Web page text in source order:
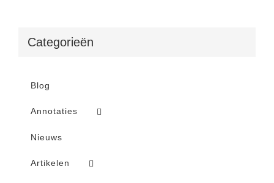
Categorieën
Blog
Annotaties
Nieuws
Artikelen